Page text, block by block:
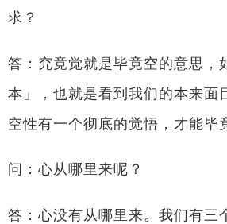
求？
答：究竟觉就是毕竟空的意思，
本」，也就是看到我们的本来面
空性有一个彻底的觉悟，才能毕
问：心从哪里来呢？
答：心没有从哪里来。我们有三